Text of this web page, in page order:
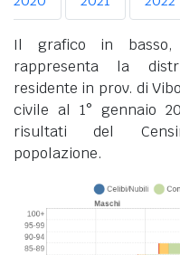
Il grafico in
rappresenta la
residente in prov. di
civile al 1° gennaio
risultati del
popolazione.